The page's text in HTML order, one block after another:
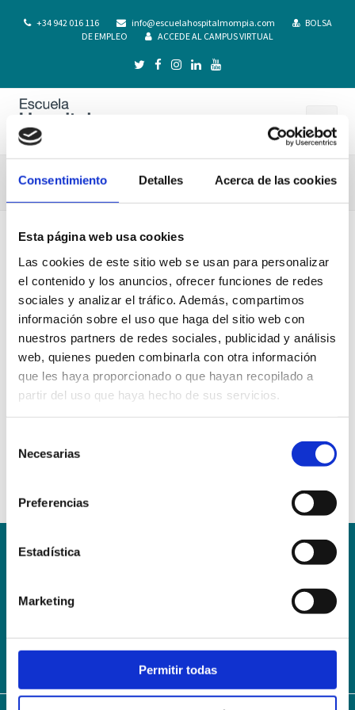
Consentimiento Detalles Acerca de las cookies
Esta página web usa cookies
Las cookies de este sitio web se usan para personalizar
el contenido y los anuncios, ofrecer funciones de redes
sociales y analizar el tráfico. Además, compartimos
información sobre el uso que haga del sitio web con
nuestros partners de redes sociales, publicidad y análisis
web, quienes pueden combinarla con otra información
que les haya proporcionado o que hayan recopilado a
partir del uso que haya hecho de sus servicios.
Necesarias
Preferencias
Estadística
Marketing
Permitir todas
+34 942 016 116 info@escuelahospitalmompia.com
BOLSA
DE EMPLEO
ACCEDE AL CAMPUS VIRTUAL
GIgualatorio-Oximesa
AVISO LEGAL – TÉRMINOS Y CONDICIONES DE SERVICIOS
Contacto
Webmail User Login